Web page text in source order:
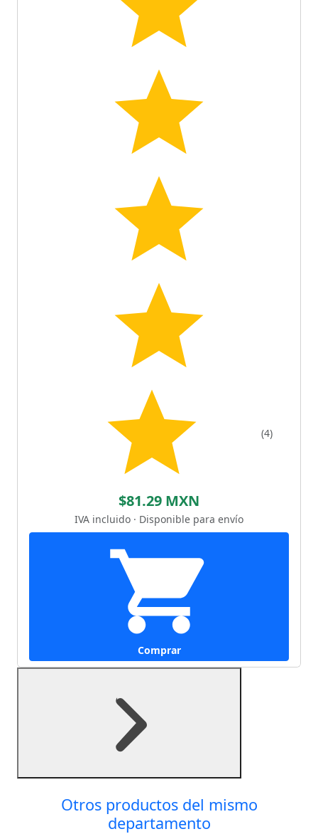
(4)
$81.29 MXN
IVA incluido · Disponible para envío
Comprar
Otros productos del mismo
departamento